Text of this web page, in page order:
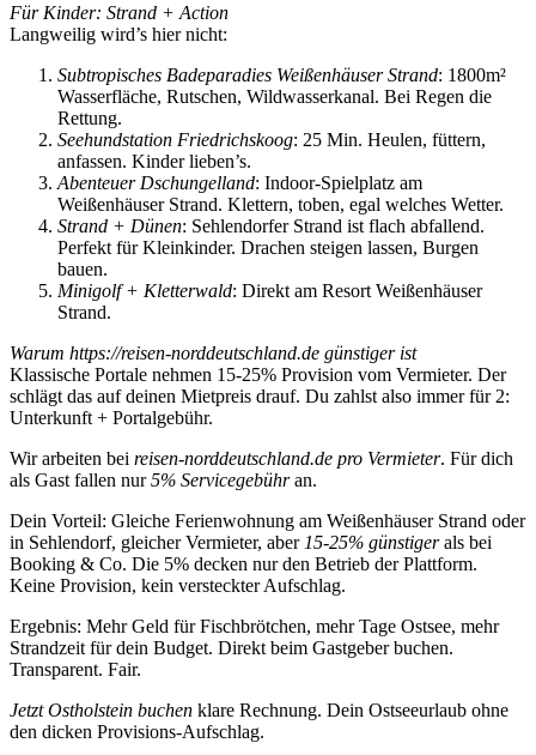
Für Kinder: Strand + Action
Langweilig wird’s hier nicht:
Subtropisches Badeparadies Weißenhäuser Strand: 1800m²
Wasserfläche, Rutschen, Wildwasserkanal. Bei Regen die
Rettung.
Seehundstation Friedrichskoog: 25 Min. Heulen, füttern,
anfassen. Kinder lieben’s.
Abenteuer Dschungelland: Indoor-Spielplatz am
Weißenhäuser Strand. Klettern, toben, egal welches Wetter.
Strand + Dünen: Sehlendorfer Strand ist flach abfallend.
Perfekt für Kleinkinder. Drachen steigen lassen, Burgen
bauen.
Minigolf + Kletterwald: Direkt am Resort Weißenhäuser
Strand.
Warum https://reisen-norddeutschland.de günstiger ist
Klassische Portale nehmen 15-25% Provision vom Vermieter. Der
schlägt das auf deinen Mietpreis drauf. Du zahlst also immer für 2:
Unterkunft + Portalgebühr.
Wir arbeiten bei reisen-norddeutschland.de pro Vermieter. Für dich
als Gast fallen nur5% Servicegebühran.
Dein Vorteil: Gleiche Ferienwohnung am Weißenhäuser Strand oder
in Sehlendorf, gleicher Vermieter, aber 15-25% günstigerals bei
Booking & Co. Die 5% decken nur den Betrieb der Plattform.
Keine Provision, kein versteckter Aufschlag.
Ergebnis: Mehr Geld für Fischbrötchen, mehr Tage Ostsee, mehr
Strandzeit für dein Budget. Direkt beim Gastgeber buchen.
Transparent. Fair.
Jetzt Ostholstein buchen klare Rechnung. Dein Ostseeurlaub ohne
den dicken Provisions-Aufschlag.